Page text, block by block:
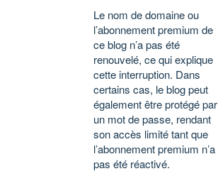
Le nom de domaine ou
l’abonnement premium de
ce blog n’a pas été
renouvelé, ce qui explique
cette interruption. Dans
certains cas, le blog peut
également être protégé par
un mot de passe, rendant
son accès limité tant que
l’abonnement premium n’a
pas été réactivé.